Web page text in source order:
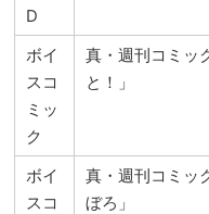
D
ボイ
スコ
ミッ
ク
真・週刊コミッ
と！」
ボイ
スコ
真・週刊コミッ
ぼろ」